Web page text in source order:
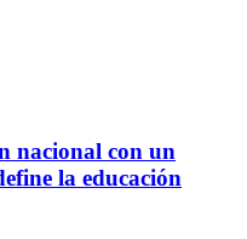
nacional con un
la educación